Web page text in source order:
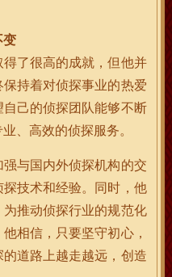
变
了很高的成就，但他并
持着对侦探事业的热爱
己的侦探团队能够不断
、高效的侦探服务。
与国内外侦探机构的交
技术和经验。同时，他
推动侦探行业的规范化
相信，只要坚守初心，
道路上越走越远，创造